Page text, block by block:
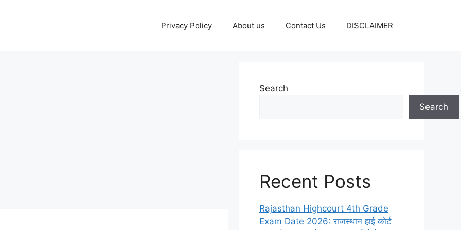
Privacy Policy About us Contact Us DISCLAIMER
Search
Search
Recent Posts
Rajasthan Highcourt 4th Grade
Exam Date 2026: राजस्थान हाई कोर्ट